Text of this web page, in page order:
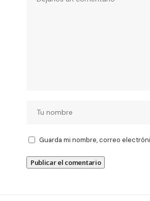
Guarda mi nombre, correo